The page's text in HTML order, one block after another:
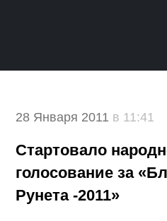
28 Января 2011 в 11:41
Стартовало
голосование за
Рунета -2011»